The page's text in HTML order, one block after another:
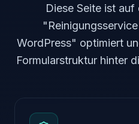
Diese Seite ist
WordPress" optimiert
Formularstruktur hinter